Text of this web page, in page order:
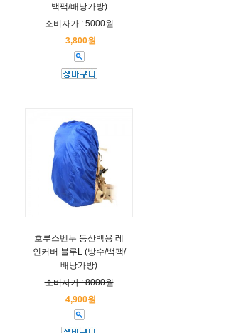
백팩/배낭가방)
소비자가 : 5000원
3,800원
호루스벤누 등산백용 레
인커버 블루L (방수/백팩/
배낭가방)
소비자가 : 8000원
4,900원